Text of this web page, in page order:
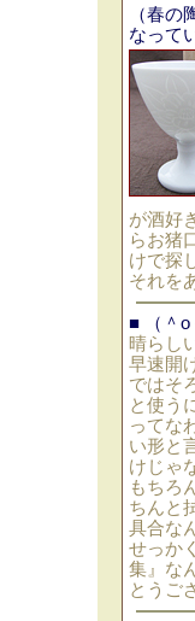
（春
なって
が酒好
らお猪
けで探
それを
■ （＾o
晴らし
早速開
ではそ
と使う
ってな
い形と
けじゃ
もちろ
ちんと
具合な
せっか
集』な
とうご